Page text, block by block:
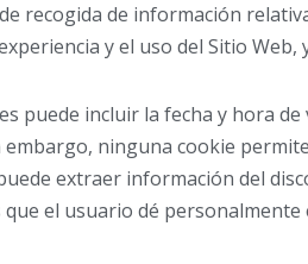
recogida de información
y el uso del Sitio
puede incluir la fecha y hora
ninguna cookie
extraer información del
el usuario dé